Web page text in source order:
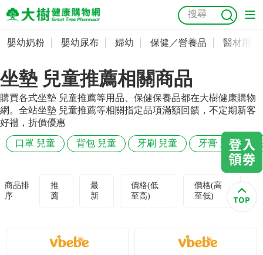
嬰幼奶粉
嬰幼尿布
婦幼
保健／營養品
美容／個人清潔
抗菌 尿布 大樹獨家 益生菌 魚油 幼兒米餅
奶瓶奶嘴
會員資料及密碼修改
常用收件人清單
訂單查詢
收藏清單
優惠券領取
嬰幼奶粉 嬰幼尿布 婦幼 保健／營養品 醫材用品
坐墊 兒童推薦相關商品
購買各式坐墊 兒童推薦等用品、保健保養品都在大樹健康購物
網。全站坐墊 兒童推薦等相關指定品項滿額回饋，不定期新客
好禮，折價優惠
口罩 兒童 背包 兒童 牙刷 兒童 牙膏 兒童
商品排
序
推
薦
最
新
價格(低
至高)
價格(高
至低)